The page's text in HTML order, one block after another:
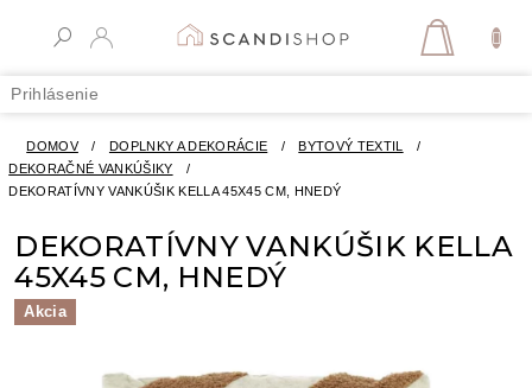
Prihlásenie
DOMOV / DOPLNKY A DEKORÁCIE / BYTOVÝ TEXTIL
/
DEKORAČNÉ VANKÚŠIKY
/
DEKORATÍVNY VANKÚŠIK KELLA 45X45 CM, HNEDÝ
DEKORATÍVNY VANKÚŠIK KELLA
45X45 CM, HNEDÝ
Akcia